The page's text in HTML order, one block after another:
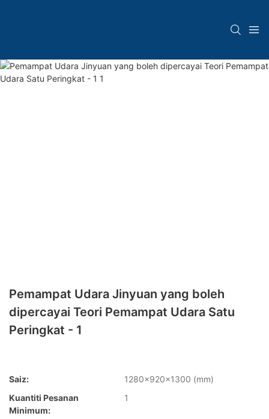
Pemampat Udara Jinyuan yang boleh
dipercayai Teori Pemampat Udara Satu
Peringkat - 1
Saiz:
1280x920x1300 (mm)
Kuantiti Pesanan
Minimum:
1